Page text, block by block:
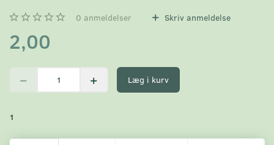
0 anmeldelser Skriv anmeldelse
2,00
Læg i kurv
1